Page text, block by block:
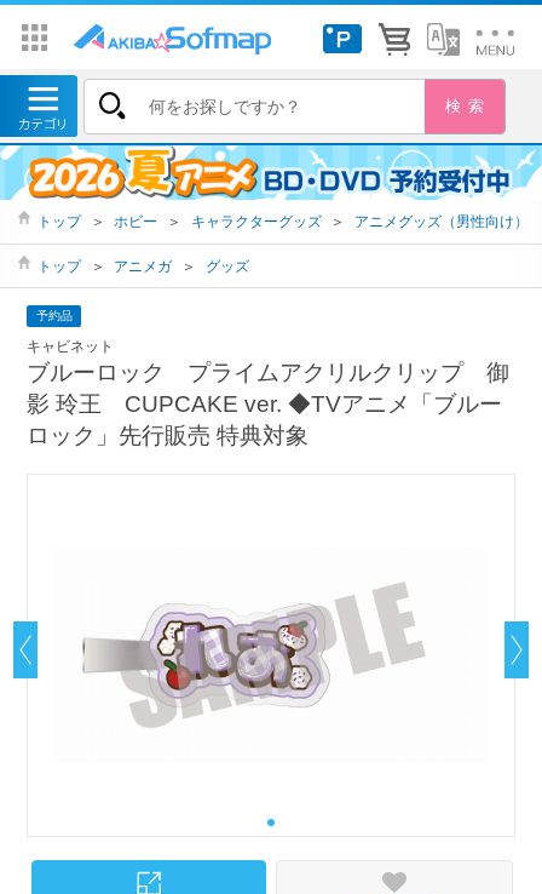
トップ ＞ ホビー ＞ キャラクターグッズ ＞ アニメグッズ（男性向け）
トップ ＞ アニメガ ＞ グッズ
予約品
キャビネット
ブルーロック プライムアクリルクリップ 御
影 玲王 CUPCAKE ver. ◆TVアニメ「ブルー
ロック」先行販売 特典対象